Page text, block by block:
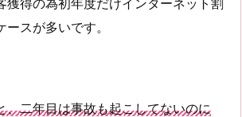
獲得の為初年度だけインターネット割
スが多いです。
、二年目は事故も起こしてないのに